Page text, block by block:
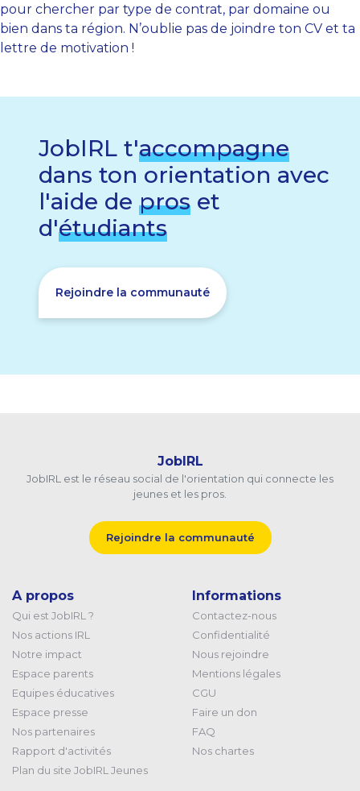
pour chercher par type de contrat, par domaine ou
bien dans ta région. N’oublie pas de joindre ton CV et ta
lettre de motivation !
JobIRL t'accompagne
dans ton orientation avec
l'aide de pros et
d'étudiants
Rejoindre la communauté
JobIRL
JobIRL est le réseau social de l'orientation qui connecte les
jeunes et les pros.
Rejoindre la communauté
A propos
Qui est JobIRL ?
Nos actions IRL
Notre impact
Espace parents
Equipes éducatives
Espace presse
Nos partenaires
Rapport d'activités
Plan du site JobIRL Jeunes
Informations
Contactez-nous
Confidentialité
Nous rejoindre
Mentions légales
CGU
Faire un don
FAQ
Nos chartes